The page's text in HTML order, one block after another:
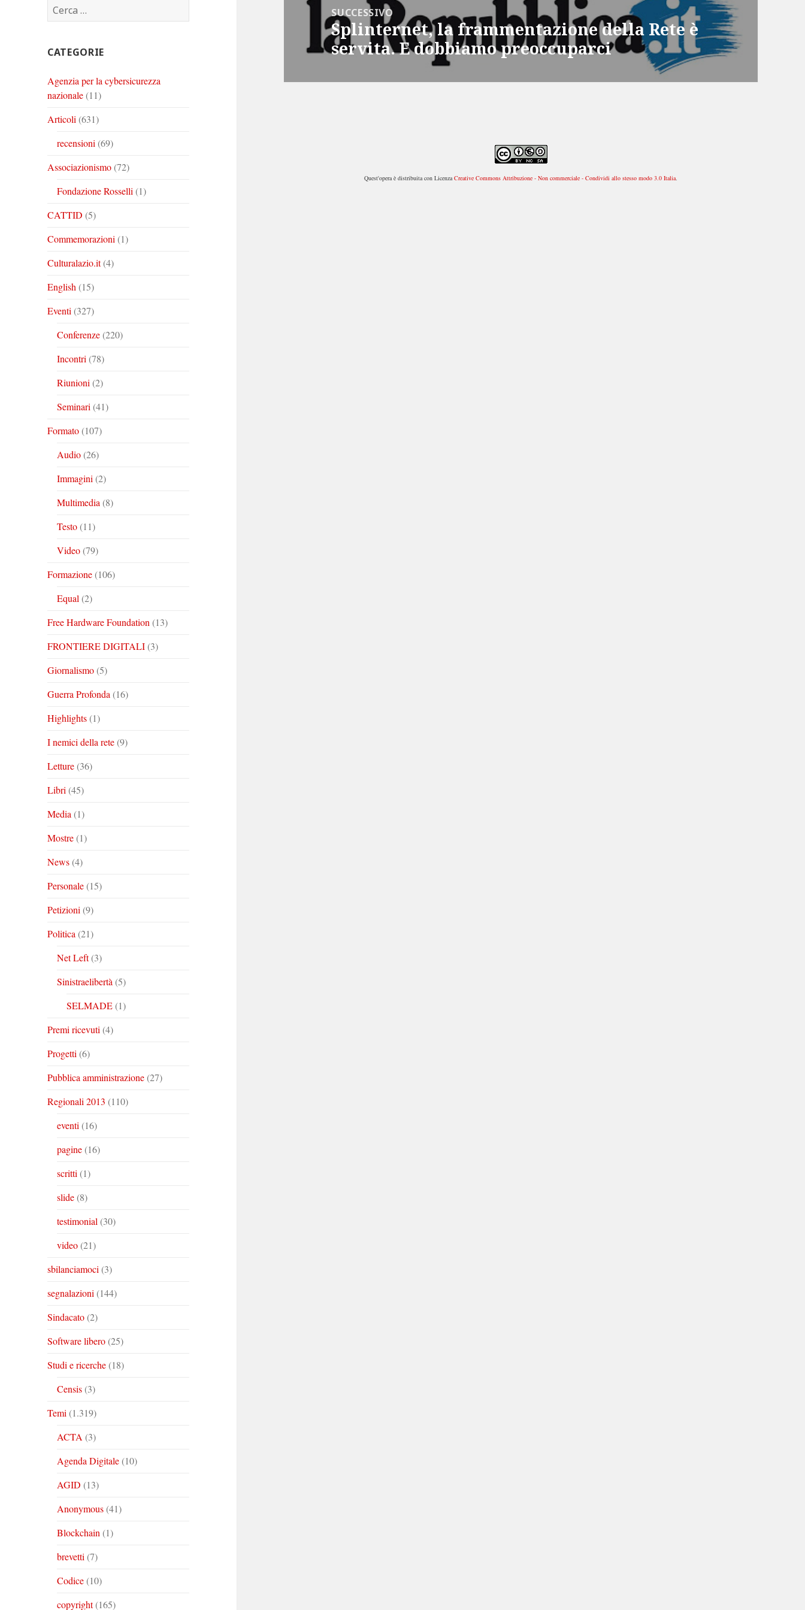
Corinto
su
Corinto
su
su
Ricerca
per:
CATEGORIE
Agenzia per la cybersicurezza
nazionale(11)
Articoli (631)
recensioni (69)
Associazionismo(72)
Fondazione Rosselli (1)
CATTID (5)
Commemorazioni (1)
Culturalazio.it(4)
English (15)
Eventi (327)
Conferenze(220)
Incontri (78)
Riunioni (2)
Seminari (41)
Formato(107)
Audio(26)
Immagini (2)
Multimedia (8)
Testo(11)
Video(79)
Formazione(106)
Equal (2)
Free Hardware Foundation (13)
FRONTIERE DIGITALI(3)
Giornalismo(5)
Guerra Profonda (16)
Highlights(1)
I nemici della rete(9)
Letture(36)
Libri (45)
Media (1)
Mostre(1)
News(4)
Personale(15)
Petizioni (9)
Politica (21)
Net Left(3)
Sinistraelibertà (5)
SELMADE(1)
Premi ricevuti (4)
Progetti (6)
Pubblica amministrazione(27)
Regionali 2013 (110)
eventi (16)
pagine(16)
scritti (1)
slide(8)
testimonial (30)
video(21)
sbilanciamoci (3)
segnalazioni (144)
Sindacato(2)
Software libero(25)
Studi e ricerche(18)
Censis(3)
Temi (1.319)
ACTA (3)
Agenda Digitale(10)
AGID (13)
Anonymous(41)
Blockchain (1)
brevetti (7)
Codice(10)
copyright(165)
SUCCESSIVO
Articolo
successivo:
Splinternet, la frammentazione della Rete è
servita. E dobbiamo preoccuparci
Quest'opera è distribuita con LicenzaCreative Commons Attribuzione - Non commerciale - Condividi allo stesso modo 3.0 Italia.